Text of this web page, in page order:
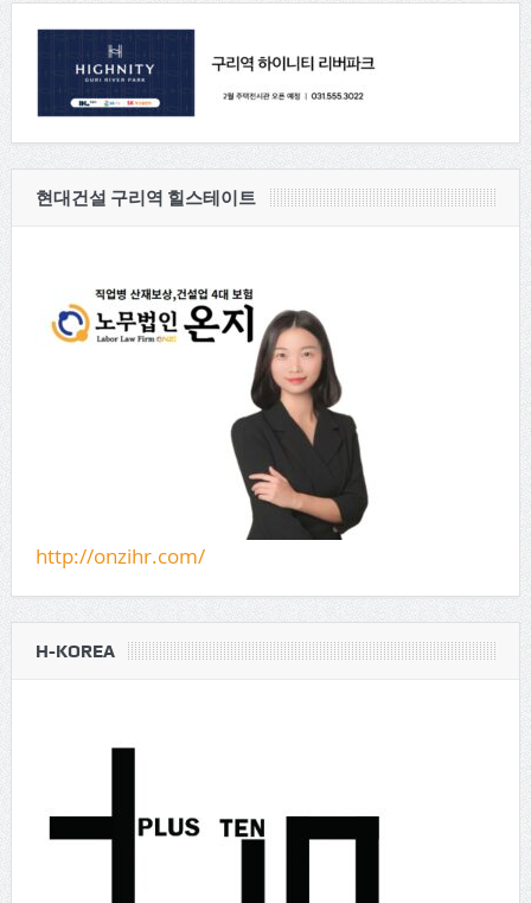
현대건설 구리역 힐스테이트
http://onzihr.com/
H-KOREA